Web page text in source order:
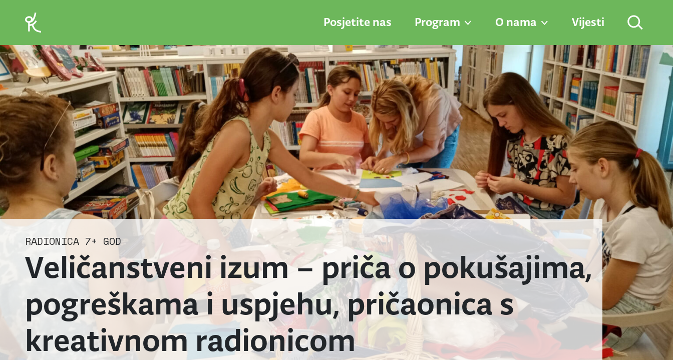
Posjetite nas Program O nama Vijesti
RADIONICA 7+ GOD
Veličanstveni izum – priča o pokušajima,
pogreškama i uspjehu, pričaonica s
kreativnom radionicom